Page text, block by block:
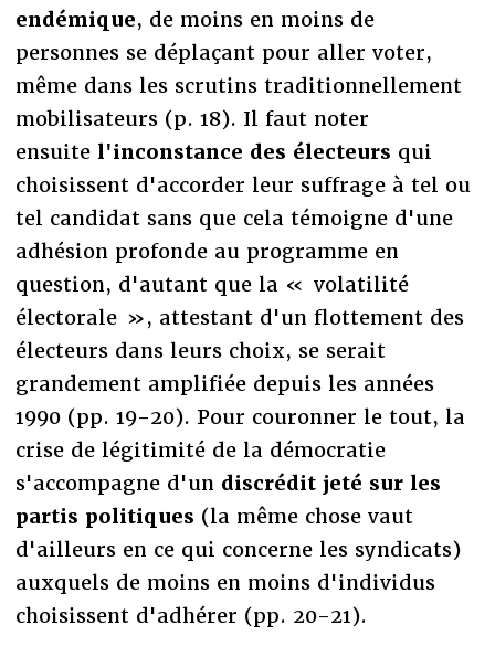
endémique, de moins en moins de
personnes se déplaçant pour aller voter,
même dans les scrutins traditionnellement
mobilisateurs (p. 18). Il faut noter
ensuite l'inconstance des électeurs qui
choisissent d'accorder leur suffrage à tel ou
tel candidat sans que cela témoigne d'une
adhésion profonde au programme en
question, d'autant que la « volatilité
électorale », attestant d'un flottement des
électeurs dans leurs choix, se serait
grandement amplifiée depuis les années
1990 (pp. 19-20). Pour couronner le tout, la
crise de légitimité de la démocratie
s'accompagne d'un discrédit jeté sur les
partis politiques (la même chose vaut
d'ailleurs en ce qui concerne les syndicats)
auxquels de moins en moins d'individus
choisissent d'adhérer (pp. 20-21).